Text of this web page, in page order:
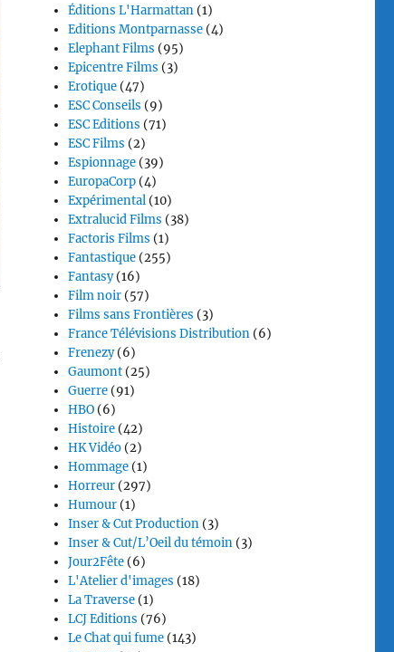
Éditions L'Harmattan (1)
Editions Montparnasse (4)
Elephant Films (95)
Epicentre Films (3)
Erotique (47)
ESC Conseils (9)
ESC Editions (71)
ESC Films (2)
Espionnage (39)
EuropaCorp (4)
Expérimental (10)
Extralucid Films (38)
Factoris Films (1)
Fantastique (255)
Fantasy(16)
Film noir (57)
Films sans Frontières (3)
France Télévisions Distribution (6)
Frenezy(6)
Gaumont (25)
Guerre (91)
HBO (6)
Histoire (42)
HK Vidéo (2)
Hommage (1)
Horreur (297)
Humour (1)
Inser & Cut Production (3)
Inser & Cut/L’Oeil du témoin (3)
Jour2Fête (6)
L'Atelier d'images (18)
La Traverse (1)
LCJ Editions (76)
Le Chat qui fume (143)